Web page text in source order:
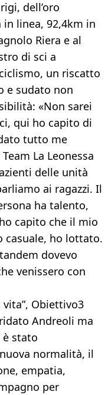
dell’oro
linea, 92,4km in
Riera e al
di sci a
un riscatto
e sudato non
«Non sarei
qui ho capito di
tutto me
La Leonessa
delle unità
ai ragazzi. Il
ha talento,
capito che il mio
casuale, ho lottato.
dovevo
venissero con
vita”, Obiettivo3
Andreoli ma
stato
normalità, il
empatia,
per